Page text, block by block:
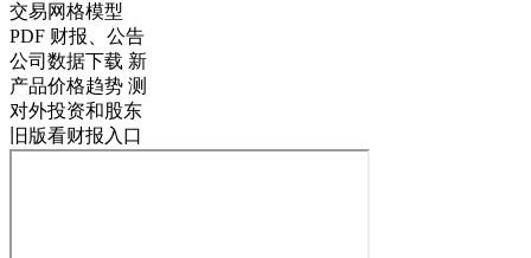
交易网格模型
PDF 财报、公告
公司数据下载 新
产品价格趋势 测
对外投资和股东
旧版看财报入口